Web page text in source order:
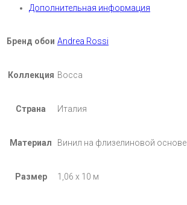
Дополнительная информация
Бренд обои Andrea Rossi
Коллекция Bocca
Страна Италия
Материал Винил на флизелиновой основе
Размер 1,06 х 10 м